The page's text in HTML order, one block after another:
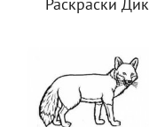
Раскраски